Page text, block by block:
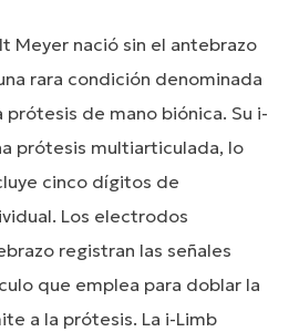
Meyer nació sin el antebrazo
rara condición denominada
prótesis de mano biónica. Su i-
prótesis multiarticulada, lo
cinco dígitos de
Los electrodos
registran las señales
que emplea para doblar la
a la prótesis. La i-Limb